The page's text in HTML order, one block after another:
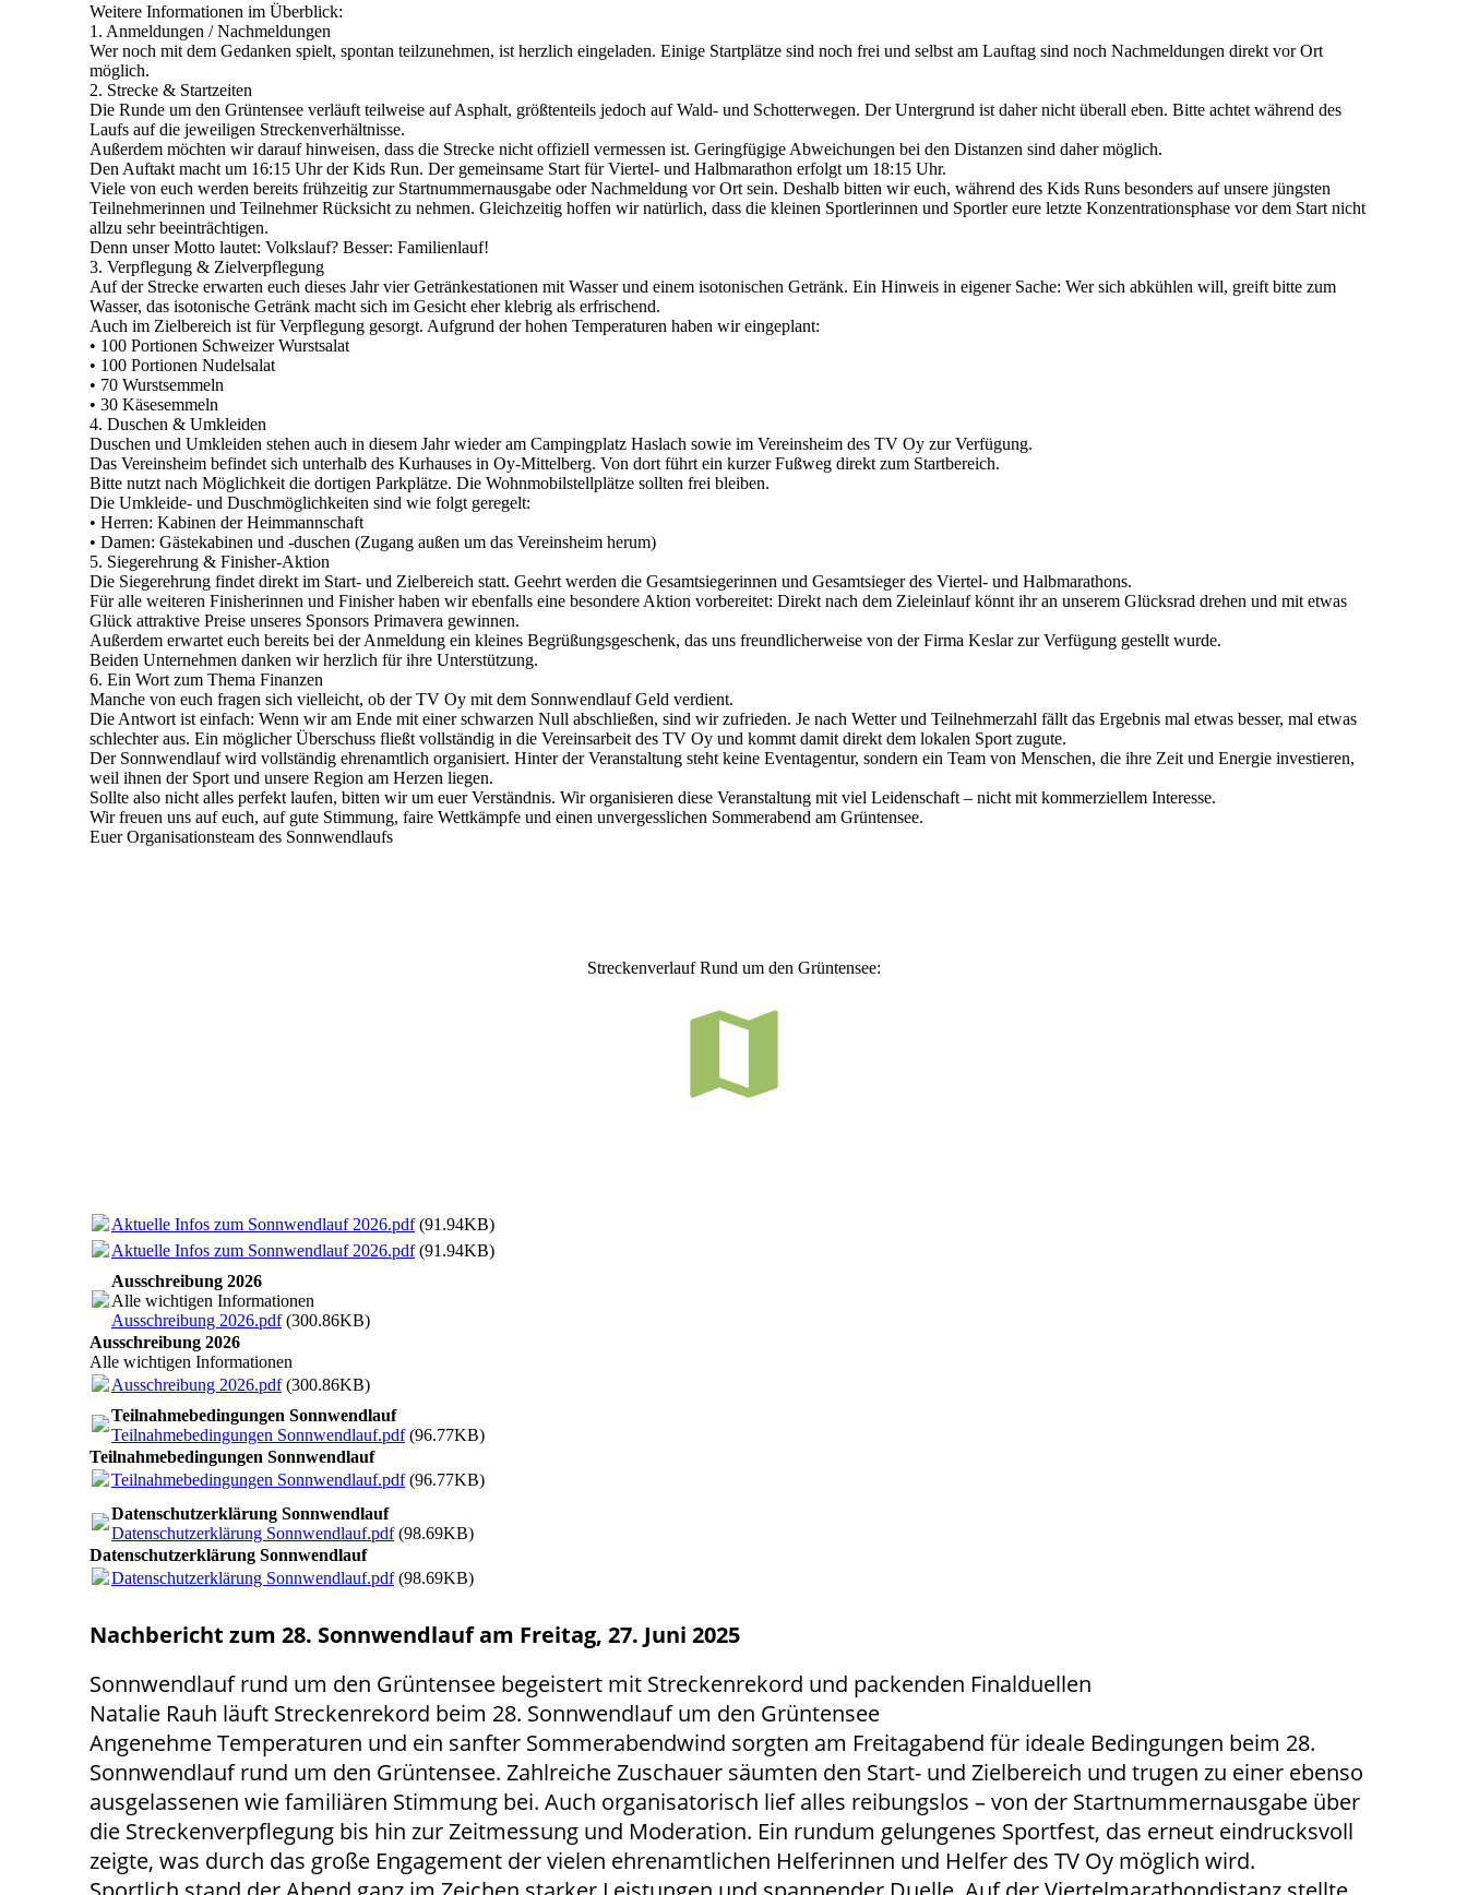
Weitere Informationen im Überblick:
1. Anmeldungen / Nachmeldungen
Wer noch mit dem Gedanken spielt, spontan teilzunehmen, ist herzlich eingeladen. Einige Startplätze sind noch frei und selbst am Lauftag sind noch Nachmeldungen direkt vor Ort
möglich.
2. Strecke & Startzeiten
Die Runde um den Grüntensee verläuft teilweise auf Asphalt, größtenteils jedoch auf Wald- und Schotterwegen. Der Untergrund ist daher nicht überall eben. Bitte achtet während des
Laufs auf die jeweiligen Streckenverhältnisse.
Außerdem möchten wir darauf hinweisen, dass die Strecke nicht offiziell vermessen ist. Geringfügige Abweichungen bei den Distanzen sind daher möglich.
Den Auftakt macht um 16:15 Uhr der Kids Run. Der gemeinsame Start für Viertel- und Halbmarathon erfolgt um 18:15 Uhr.
Viele von euch werden bereits frühzeitig zur Startnummernausgabe oder Nachmeldung vor Ort sein. Deshalb bitten wir euch, während des Kids Runs besonders auf unsere jüngsten
Teilnehmerinnen und Teilnehmer Rücksicht zu nehmen. Gleichzeitig hoffen wir natürlich, dass die kleinen Sportlerinnen und Sportler eure letzte Konzentrationsphase vor dem Start nicht
allzu sehr beeinträchtigen.
Denn unser Motto lautet: Volkslauf? Besser: Familienlauf!
3. Verpflegung & Zielverpflegung
Auf der Strecke erwarten euch dieses Jahr vier Getränkestationen mit Wasser und einem isotonischen Getränk. Ein Hinweis in eigener Sache: Wer sich abkühlen will, greift bitte zum
Wasser, das isotonische Getränk macht sich im Gesicht eher klebrig als erfrischend.
Auch im Zielbereich ist für Verpflegung gesorgt. Aufgrund der hohen Temperaturen haben wir eingeplant:
• 100 Portionen Schweizer Wurstsalat
• 100 Portionen Nudelsalat
• 70 Wurstsemmeln
• 30 Käsesemmeln
4. Duschen & Umkleiden
Duschen und Umkleiden stehen auch in diesem Jahr wieder am Campingplatz Haslach sowie im Vereinsheim des TV Oy zur Verfügung.
Das Vereinsheim befindet sich unterhalb des Kurhauses in Oy-Mittelberg. Von dort führt ein kurzer Fußweg direkt zum Startbereich.
Bitte nutzt nach Möglichkeit die dortigen Parkplätze. Die Wohnmobilstellplätze sollten frei bleiben.
Die Umkleide- und Duschmöglichkeiten sind wie folgt geregelt:
• Herren: Kabinen der Heimmannschaft
• Damen: Gästekabinen und -duschen (Zugang außen um das Vereinsheim herum)
5. Siegerehrung & Finisher-Aktion
Die Siegerehrung findet direkt im Start- und Zielbereich statt. Geehrt werden die Gesamtsiegerinnen und Gesamtsieger des Viertel- und Halbmarathons.
Für alle weiteren Finisherinnen und Finisher haben wir ebenfalls eine besondere Aktion vorbereitet: Direkt nach dem Zieleinlauf könnt ihr an unserem Glücksrad drehen und mit etwas
Glück attraktive Preise unseres Sponsors Primavera gewinnen.
Außerdem erwartet euch bereits bei der Anmeldung ein kleines Begrüßungsgeschenk, das uns freundlicherweise von der Firma Keslar zur Verfügung gestellt wurde.
Beiden Unternehmen danken wir herzlich für ihre Unterstützung.
6. Ein Wort zum Thema Finanzen
Manche von euch fragen sich vielleicht, ob der TV Oy mit dem Sonnwendlauf Geld verdient.
Die Antwort ist einfach: Wenn wir am Ende mit einer schwarzen Null abschließen, sind wir zufrieden. Je nach Wetter und Teilnehmerzahl fällt das Ergebnis mal etwas besser, mal etwas
schlechter aus. Ein möglicher Überschuss fließt vollständig in die Vereinsarbeit des TV Oy und kommt damit direkt dem lokalen Sport zugute.
Der Sonnwendlauf wird vollständig ehrenamtlich organisiert. Hinter der Veranstaltung steht keine Eventagentur, sondern ein Team von Menschen, die ihre Zeit und Energie investieren,
weil ihnen der Sport und unsere Region am Herzen liegen.
Sollte also nicht alles perfekt laufen, bitten wir um euer Verständnis. Wir organisieren diese Veranstaltung mit viel Leidenschaft – nicht mit kommerziellem Interesse.
Wir freuen uns auf euch, auf gute Stimmung, faire Wettkämpfe und einen unvergesslichen Sommerabend am Grüntensee.
Euer Organisationsteam des Sonnwendlaufs
Streckenverlauf Rund um den Grüntensee:
Aktuelle Infos zum Sonnwendlauf 2026.pdf(91.94KB)
Aktuelle Infos zum Sonnwendlauf 2026.pdf(91.94KB)
Ausschreibung 2026
Alle wichtigen Informationen
Ausschreibung 2026.pdf(300.86KB)
Ausschreibung 2026
Alle wichtigen Informationen
Ausschreibung 2026.pdf(300.86KB)
Teilnahmebedingungen Sonnwendlauf
Teilnahmebedingungen Sonnwendlauf.pdf(96.77KB)
Teilnahmebedingungen Sonnwendlauf
Teilnahmebedingungen Sonnwendlauf.pdf(96.77KB)
Datenschutzerklärung Sonnwendlauf
Datenschutzerklärung Sonnwendlauf.pdf(98.69KB)
Datenschutzerklärung Sonnwendlauf
Datenschutzerklärung Sonnwendlauf.pdf(98.69KB)
Nachbericht zum 28. Sonnwendlauf am Freitag, 27. Juni 2025
Sonnwendlauf rund um den Grüntensee begeistert mit Streckenrekord und packenden Finalduellen
Natalie Rauh läuft Streckenrekord beim 28. Sonnwendlauf um den Grüntensee
Angenehme Temperaturen und ein sanfter Sommerabendwind sorgten am Freitagabend für ideale Bedingungen beim 28.
Sonnwendlauf rund um den Grüntensee. Zahlreiche Zuschauer säumten den Start- und Zielbereich und trugen zu einer ebenso
ausgelassenen wie familiären Stimmung bei. Auch organisatorisch lief alles reibungslos – von der Startnummernausgabe über
die Streckenverpflegung bis hin zur Zeitmessung und Moderation. Ein rundum gelungenes Sportfest, das erneut eindrucksvoll
zeigte, was durch das große Engagement der vielen ehrenamtlichen Helferinnen und Helfer des TV Oy möglich wird.